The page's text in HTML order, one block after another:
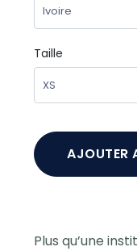
Taille
AJOUTER
Plus qu’une